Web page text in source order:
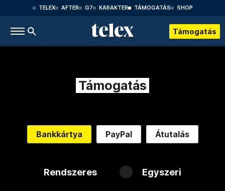
TELEX AFTER G7 KARAKTER TÁMOGATÁS SHOP
Támogatás
Támogatás
Bankkártya PayPal Átutalás
Rendszeres Egyszeri